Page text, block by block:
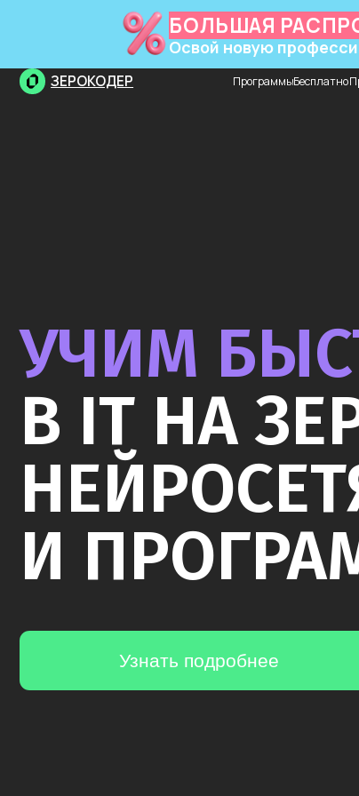
ЗЕРОКОДЕР ПрограммыБесплатно
БОЛЬШАЯ
Освой новую профессию
УЧИМ
В IT НА
И
*Все иностранные термины и названия сервисов вы можете